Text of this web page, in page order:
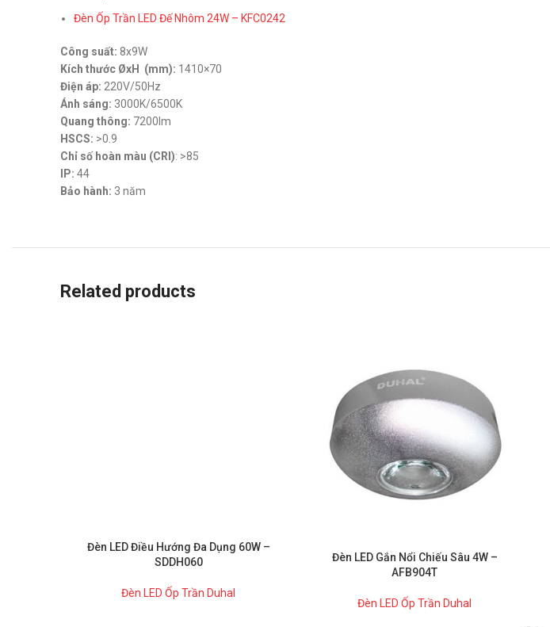
Đèn Ốp Trần LED Đế Nhôm 24W – KFC0242
Công suất: 8x9W
Kích thước ØxH (mm): 1410×70
Điện áp: 220V/50Hz
Ánh sáng: 3000K/6500K
Quang thông: 7200lm
HSCS: >0.9
Chỉ số hoàn màu (CRI): >85
IP: 44
Bảo hành: 3 năm
Related products
Đèn LED Điều Hướng Đa Dụng 60W –
SDDH060
Đèn LED Ốp Trần Duhal
Đèn LED Gắn Nổi Chiếu Sâu 4W –
AFB904T
Đèn LED Ốp Trần Duhal